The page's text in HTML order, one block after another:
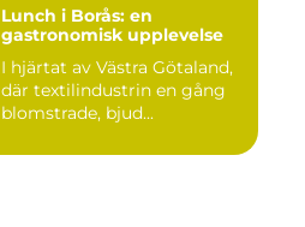
Lunch i Borås: en
gastronomisk upplevelse
I hjärtat av Västra Götaland,
där textilindustrin en gång
blomstrade, bjud...